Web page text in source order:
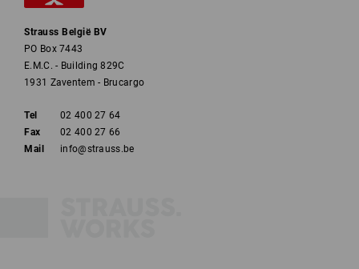
Strauss België BV
PO Box 7443
E.M.C. - Building 829C
1931 Zaventem - Brucargo
Tel
02 400 27 64
Fax
02 400 27 66
Mail
info@strauss.be